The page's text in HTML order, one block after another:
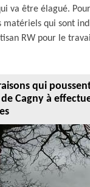
va être élagué.
qui sont
RW pour le
qui
Cagny à